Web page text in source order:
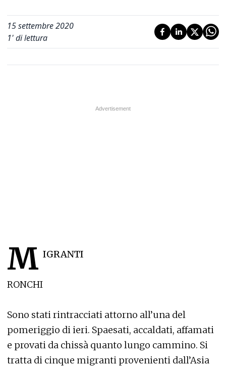
15 settembre 2020
1' di lettura
M IGRANTI
RONCHI
Sono stati rintracciati attorno all’una del
pomeriggio di ieri. Spaesati, accaldati, affamati
e provati da chissà quanto lungo cammino. Si
tratta di cinque migranti provenienti dall’Asia